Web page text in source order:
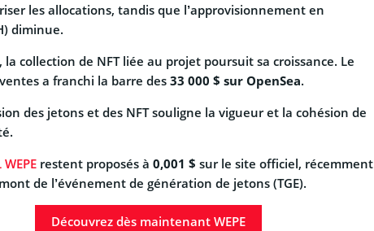
les allocations, tandis que l’approvisionnement en
diminue.
collection de NFT liée au projet poursuit sa croissance. Le
a franchi la barre des 33 000 $ sur OpenSea.
des jetons et des NFT souligne la vigueur et la cohésion de
WEPE restent proposés à 0,001 $ sur le site officiel, récemment
de l’événement de génération de jetons (TGE).
Découvrez dès maintenant WEPE